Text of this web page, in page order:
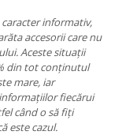
informativ,
accesorii care nu
Aceste situații
din tot conținutul
mare, iar
fiecărui
când o să fiți
este cazul.